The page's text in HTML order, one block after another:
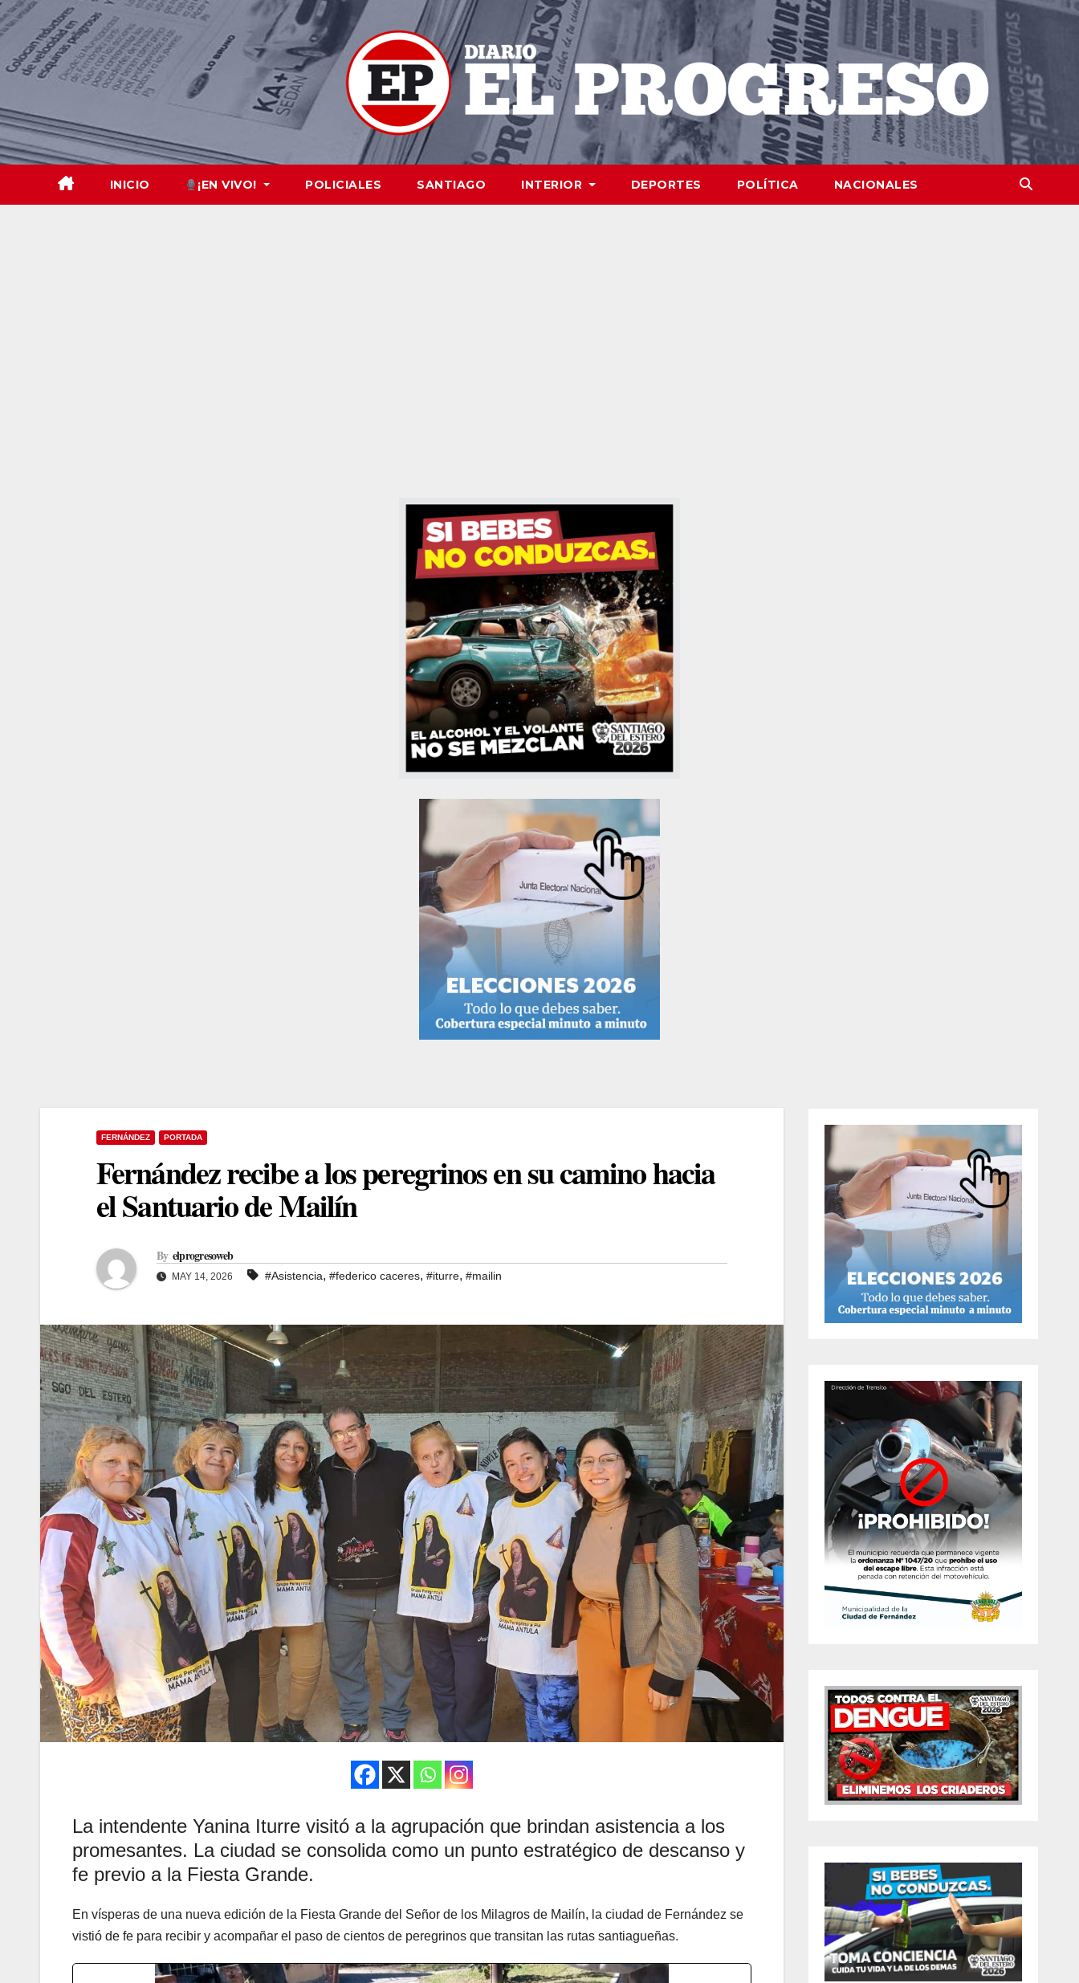
Skip
to
content
INICIO ¡EN VIVO! POLICIALES SANTIAGO INTERIOR DEPORTES POLÍTICA NACIONALES
FERNÁNDEZ PORTADA
Fernández recibe a los peregrinos en su camino hacia
el Santuario de Mailín
By elprogresoweb
MAY 14, 2026 #Asistencia, #federico caceres, #iturre, #mailin
La intendente Yanina Iturre visitó a la agrupación que brindan asistencia a los
promesantes. La ciudad se consolida como un punto estratégico de descanso y
fe previo a la Fiesta Grande.
En vísperas de una nueva edición de la Fiesta Grande del Señor de los Milagros de Mailín, la ciudad de Fernández se
vistió de fe para recibir y acompañar el paso de cientos de peregrinos que transitan las rutas santiagueñas.